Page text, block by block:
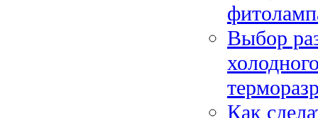
Выбор
Как